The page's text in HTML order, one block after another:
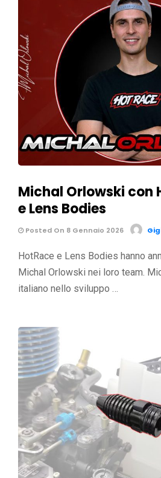
Michal Orlowski con
e Lens Bodies
Posted On 8 Gennaio 2026
HotRace e Lens Bodies hanno
Michal Orlowski nei loro team.
italiano nello sviluppo …